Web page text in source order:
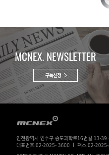
MCNEX. NEWSLETTER
구독신청
인천광역시 연수구 송도과학로16번길 13-39
대표번호.02-2025- 3600 ㅣ 팩스.02-